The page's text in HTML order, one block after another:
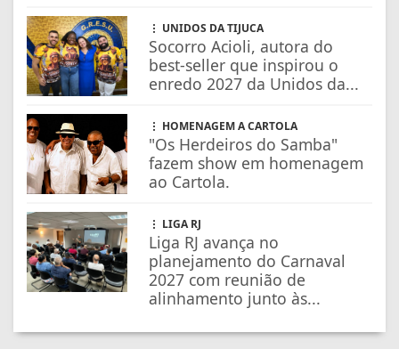
UNIDOS DA TIJUCA
Socorro Acioli, autora do
best-seller que inspirou o
enredo 2027 da Unidos da...
HOMENAGEM A CARTOLA
"Os Herdeiros do Samba"
fazem show em homenagem
ao Cartola.
LIGA RJ
Liga RJ avança no
planejamento do Carnaval
2027 com reunião de
alinhamento junto às...